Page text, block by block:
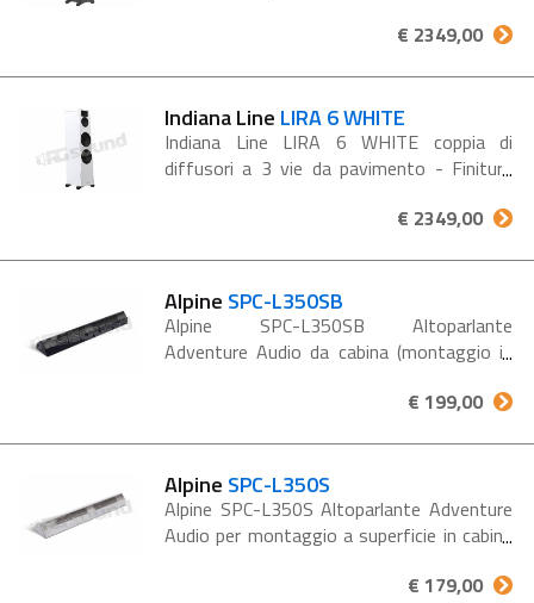
a 3 vie, progettato per offrire una
€ 2349,00
Indiana Line LIRA 6 WHITE
Indiana Line LIRA 6 WHITE coppia di
diffusori a 3 vie da pavimento - Finitura
pavimento a 3 vie, progettato per offrire
€ 2349,00
Alpine SPC-L350SB
Alpine SPC-L350SB Altoparlante
Adventure Audio da cabina (montaggio in
diffusori Adventure Audio In-Cabin è
€ 199,00
Alpine SPC-L350S
Alpine SPC-L350S Altoparlante Adventure
Audio per montaggio a superficie in cabina
Adventure Audio In-Cabin è caratterizzata
€ 179,00